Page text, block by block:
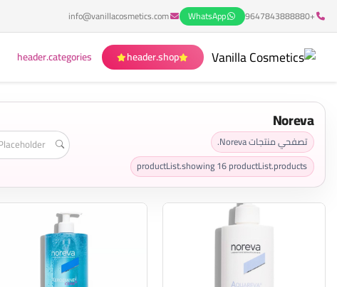
+9647843888880
WhatsApp
info@vanillacosmetics.com
header.shop
header.categories
Noreva
تصفحي منتجات Noreva.
productList.showing16productList.products